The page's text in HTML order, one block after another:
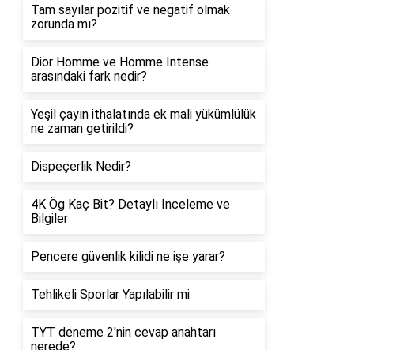
Tam sayılar pozitif ve negatif olmak
zorunda mı?
Dior Homme ve Homme Intense
arasındaki fark nedir?
Yeşil çayın ithalatında ek mali yükümlülük
ne zaman getirildi?
Dispeçerlik Nedir?
4K Ög Kaç Bit? Detaylı İnceleme ve
Bilgiler
Pencere güvenlik kilidi ne işe yarar?
Tehlikeli Sporlar Yapılabilir mi
TYT deneme 2'nin cevap anahtarı
nerede?